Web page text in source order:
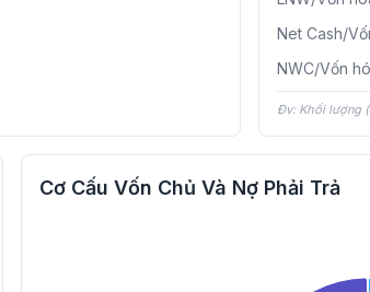
Net Cash/
NWC/Vốn
Đv: Khối lượng
Cơ Cấu Vốn Chủ Và Nợ Phải Trả